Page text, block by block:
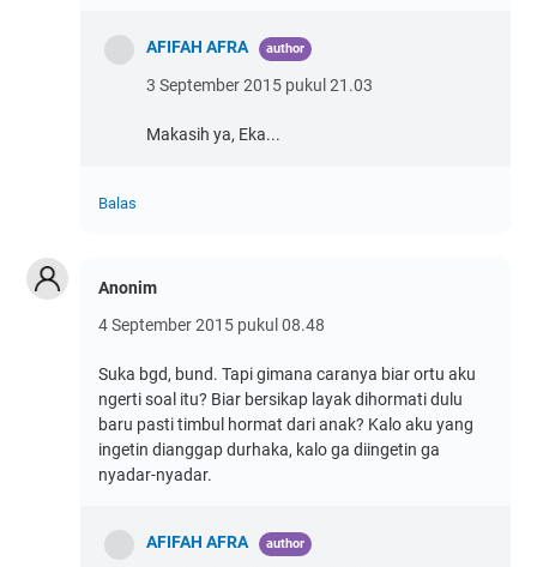
AFIFAH AFRA
3 September 2015 pukul 21.03
Makasih ya, Eka...
Balas
Anonim
4 September 2015 pukul 08.48
Suka bgd, bund. Tapi gimana caranya biar ortu aku
ngerti soal itu? Biar bersikap layak dihormati dulu
baru pasti timbul hormat dari anak? Kalo aku yang
ingetin dianggap durhaka, kalo ga diingetin ga
nyadar-nyadar.
AFIFAH AFRA